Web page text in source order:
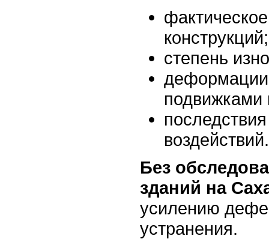
конструкций;
степень
подвижками
воздействий.
Без
зданий на
усилению
устранения.